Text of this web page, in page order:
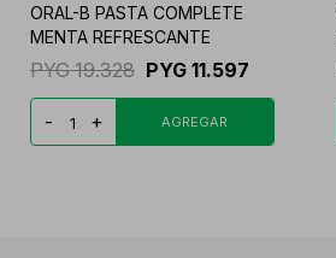
ORAL-B PASTA COMPLETE
MENTA REFRESCANTE
PYG 19.328 PYG 11.597
- +